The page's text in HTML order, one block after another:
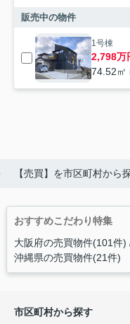
販売中の物件
1号棟
2,798万
74.52㎡
【売買】を市区町村から
おすすめこだわり特集
大阪府の売買物件(101件)
沖縄県の売買物件(21件)
市区町村から探す